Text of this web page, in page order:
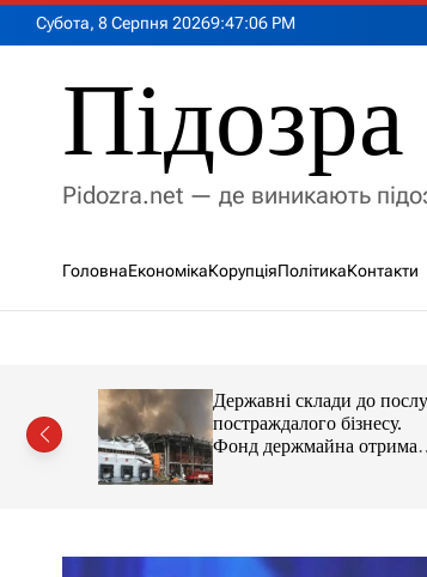
Субота, 8 Серпня 20269:47:07 PM
Підозра
Pidozra.net — де виникають
ГоловнаЕкономікаКорупціяПолітикаКонтакти
війни
США
Державні склади до
постраждалого бізнесу.
Фонд держмайна отримав
завдання від прем’єра